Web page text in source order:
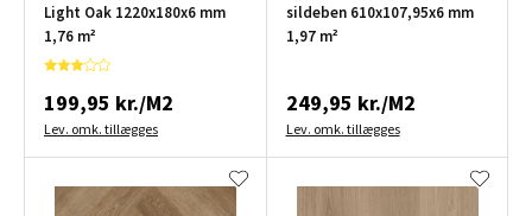
Light Oak 1220x180x6 mm
1,76 m²
199,95 kr./M2
Lev. omk. tillægges
sildeben 610x107,95x6 mm
1,97 m²
249,95 kr./M2
Lev. omk. tillægges